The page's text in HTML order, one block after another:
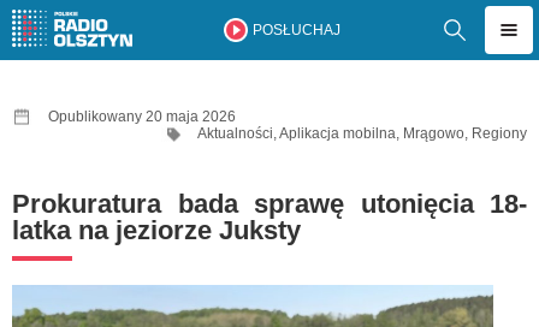
POSŁUCHAJ
Opublikowany 20 maja 2026
Aktualności,Aplikacja mobilna, Mrągowo, Regiony
Prokuratura bada sprawę utonięcia 18-
latka na jeziorze Juksty